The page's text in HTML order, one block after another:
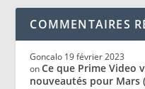
COMMENTAIRES
Goncalo 19 février 2023
onCe que Prime Video
nouveautés pour Mars